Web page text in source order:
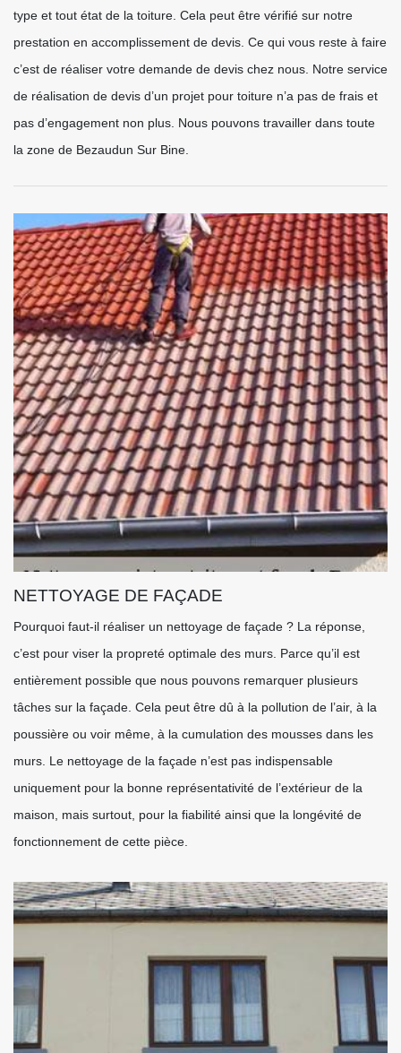
type et tout état de la toiture. Cela peut être vérifié sur notre
prestation en accomplissement de devis. Ce qui vous reste à faire
c’est de réaliser votre demande de devis chez nous. Notre service
de réalisation de devis d’un projet pour toiture n’a pas de frais et
pas d’engagement non plus. Nous pouvons travailler dans toute
la zone de Bezaudun Sur Bine.
NETTOYAGE DE FAÇADE
Pourquoi faut-il réaliser un nettoyage de façade ? La réponse,
c’est pour viser la propreté optimale des murs. Parce qu’il est
entièrement possible que nous pouvons remarquer plusieurs
tâches sur la façade. Cela peut être dû à la pollution de l’air, à la
poussière ou voir même, à la cumulation des mousses dans les
murs. Le nettoyage de la façade n’est pas indispensable
uniquement pour la bonne représentativité de l’extérieur de la
maison, mais surtout, pour la fiabilité ainsi que la longévité de
fonctionnement de cette pièce.